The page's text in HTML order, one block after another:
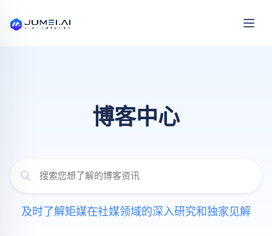
博客中心
及时了解矩媒在社媒领域的深入研究和独家见解